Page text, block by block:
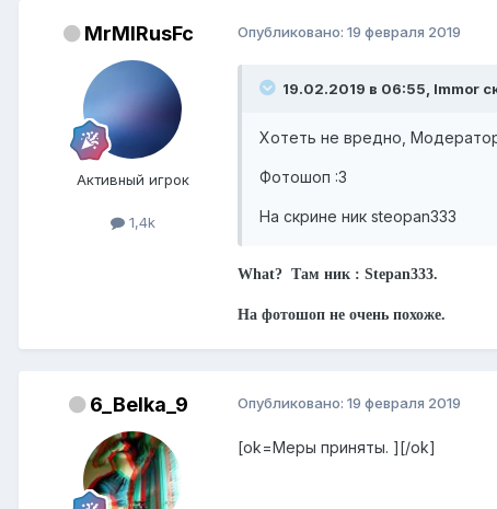
MrMIRusFc
Активный игрок
1,4k
Опубликовано: 19 февраля 2019
19.02.2019 в 06:55, Immor
Хотеть не вредно,
Фотошоп :3
На скрине ник steopan333
What? Там ник : Stepan333.
На фотошоп не очень похоже.
6_Belka_9 Опубликовано: 19 февраля 2019
[ok=Меры приняты. ][/ok]